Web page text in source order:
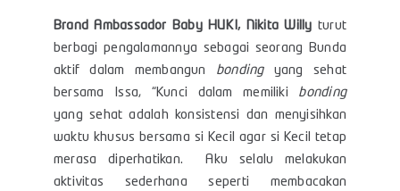
Brand Ambassador Baby HUKI, Nikita Willy turut
berbagi pengalamannya sebagai seorang Bunda
aktif dalam membangun bonding yang sehat
bersama Issa, “Kunci dalam memiliki bonding
yang sehat adalah konsistensi dan menyisihkan
waktu khusus bersama si Kecil agar si Kecil tetap
merasa diperhatikan. Aku selalu melakukan
aktivitas sederhana seperti membacakan